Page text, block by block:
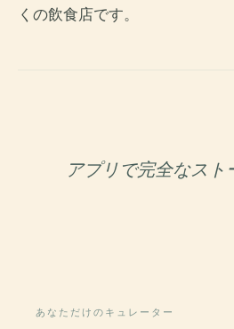
くの飲食店です。
アプリで完全なスト
あなただけのキュレーター